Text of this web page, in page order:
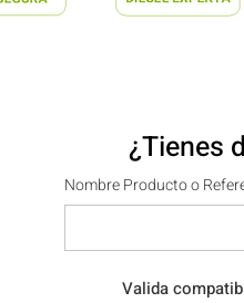
¿Tienes
Nombre Producto o
Valida